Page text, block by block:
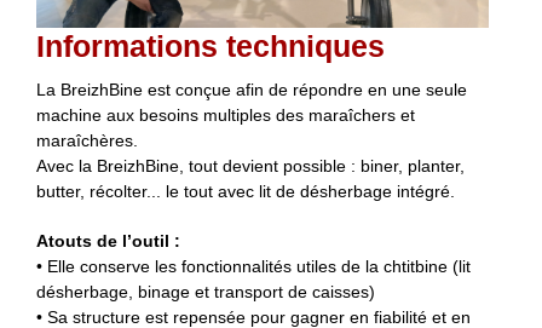
Informations techniques
La BreizhBine est conçue afin de répondre en une seule
machine aux besoins multiples des maraîchers et
maraîchères.
Avec la BreizhBine, tout devient possible : biner, planter,
butter, récolter... le tout avec lit de désherbage intégré.
Atouts de l’outil :
• Elle conserve les fonctionnalités utiles de la chtitbine (lit
désherbage, binage et transport de caisses)
• Sa structure est repensée pour gagner en fiabilité et en